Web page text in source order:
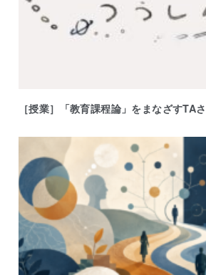
［授業］「教育課程論」をまなざすTA